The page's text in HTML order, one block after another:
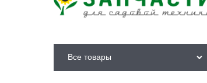
Все товары